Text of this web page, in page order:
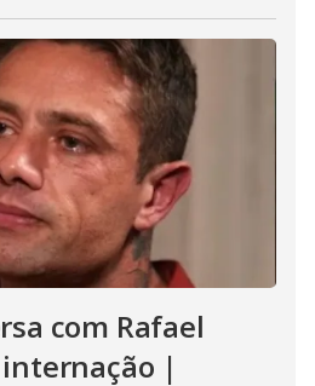
com Rafael
internação |